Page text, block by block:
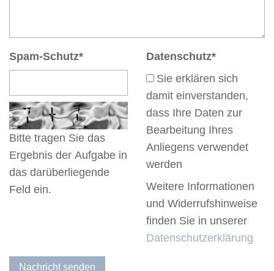
Spam-Schutz*
Bitte tragen Sie das
Ergebnis der Aufgabe in
das darüberliegende
Feld ein.
Datenschutz*
Sie erklären sich
damit einverstanden,
dass Ihre Daten zur
Bearbeitung Ihres
Anliegens verwendet
werden
Weitere Informationen
und Widerrufshinweise
finden Sie in unserer
Datenschutzerklärung